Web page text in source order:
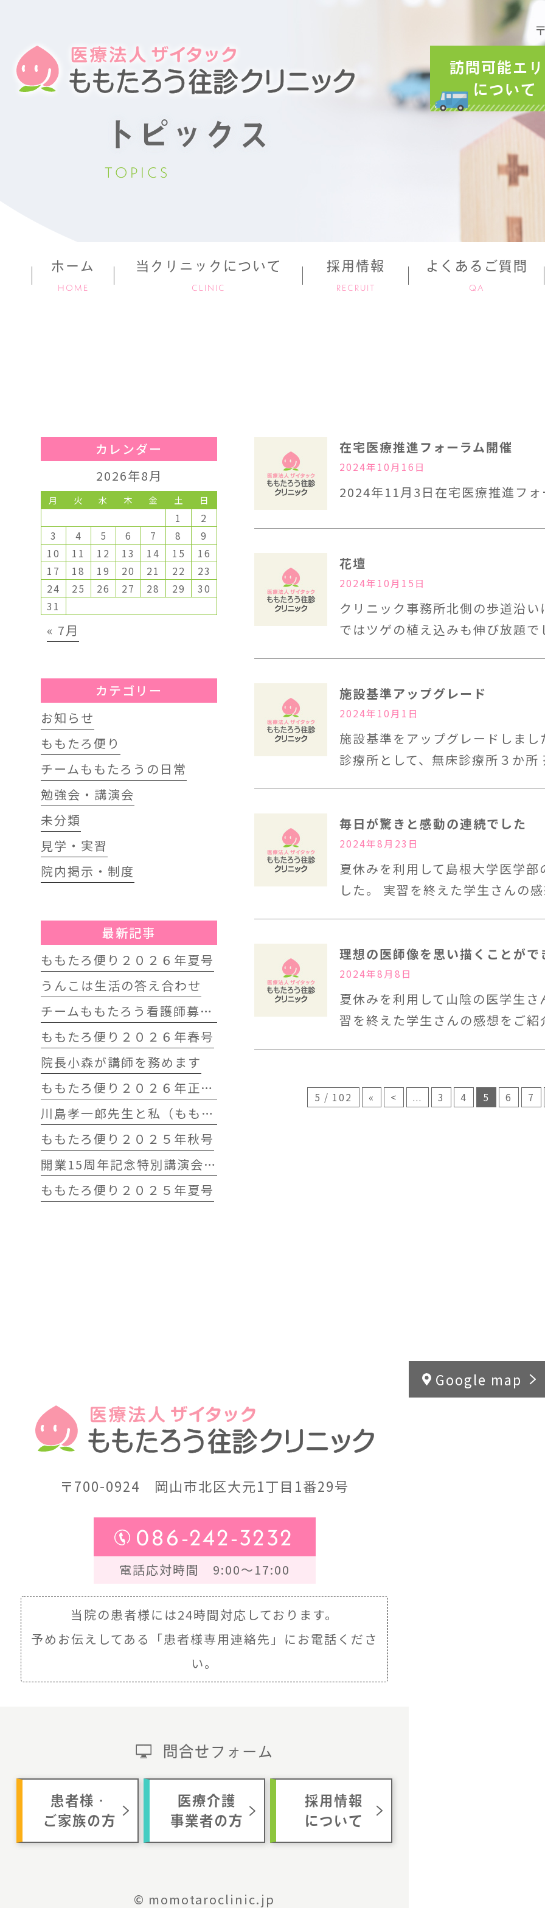
訪問可能エ
について
トピックス
TOPICS
ホーム
HOME
当クリニックについて
CLINIC
採用情報
RECRUIT
よくあるご質問
QA
在宅医療推進フォーラム開催
2024年10月16日
2024年11月3日在宅医療推進フ
花壇
2024年10月15日
クリニック事務所北側の歩道沿
ではツゲの植え込みも伸び放題
施設基準アップグレード
2024年10月1日
施設基準をアップグレードしま
診療所として、無床診療所３か
毎日が驚きと感動の連続でした
2024年8月23日
夏休みを利用して島根大学医学
した。 実習を終えた学生さんの
理想の医師像を思い描くことがで
2024年8月8日
夏休みを利用して山陰の医学生
習を終えた学生さんの感想をご
5 / 102 « < ... 3 4 5 6 7
カレンダー
2026年8月
月 火 水 木 金 土 日
1
2
3
4 5 6 7 8
9
10
11 12 13 14 15
16
17
18 19 20 21 22
23
24
25 26 27 28 29
30
31
« 7月
カテゴリー
お知らせ
ももたろ便り
チームももたろうの日常
勉強会・講演会
未分類
見学・実習
院内掲示・制度
最新記事
ももたろ便り２０２６年夏号
うんこは生活の答え合わせ
チームももたろう看護師募集中
ももたろ便り２０２６年春号
院長小森が講師を務めます
ももたろ便り２０２６年正月号
川島孝一郎先生と私（ももたろう往診クリニック開院15周年記念特別講演会）
ももたろ便り２０２５年秋号
開業15周年記念特別講演会 開催します
ももたろ便り２０２５年夏号
〒700-0924 岡山市北区大元1丁目1番29号
086-242-3232
電話応対時間 9:00～17:00
当院の患者様には24時間対応しております。
予めお伝えしてある
「患者様専用連絡先」にお電話くださ
い。
問合せフォーム
患者様・
ご家族の方
医療介護
事業者の方
採用情報
について
© momotaroclinic.jp
Google map